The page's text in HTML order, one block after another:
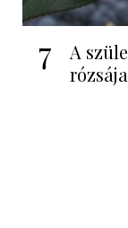
7
A